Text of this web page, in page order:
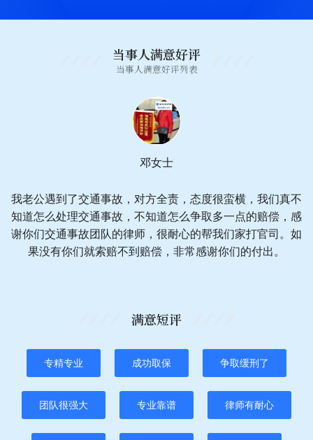
当事人满意好评
当事人满意好评列表
我老公遇到了交通事故，对方全责，态度很蛮横，我们真不
知道怎么处理交通事故，不知道怎么争取多一点的赔偿，感
谢你们交通事故团队的律师，很耐心的帮我们家打官司。如
果没有你们就索赔不到赔偿，非常感谢你们的付出。
邓女士
满意短评
专精专业 成功取保 争取缓刑了
团队很强大 专业靠谱 律师有耐心